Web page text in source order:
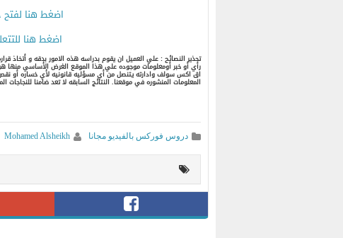
اضغط هنا
اضغط هنا
تحذير النصائح : علي العميل ان يقوم بدراسه هذه الامور بدقه و
رأي أو خبر أومعلومات موجوده علي هذا الموقع الغرض الأساسي منها
اق اكس سولف وادارته يتنصل من أي مسؤليه قانونيه لأي خساره أو
المعلومات المنشوره في موقعنا. النتائج السابقه لا تعد ضامنا للنجاجات
دروس فوركس بالفيديو مجانا Mohamed Alsheikh